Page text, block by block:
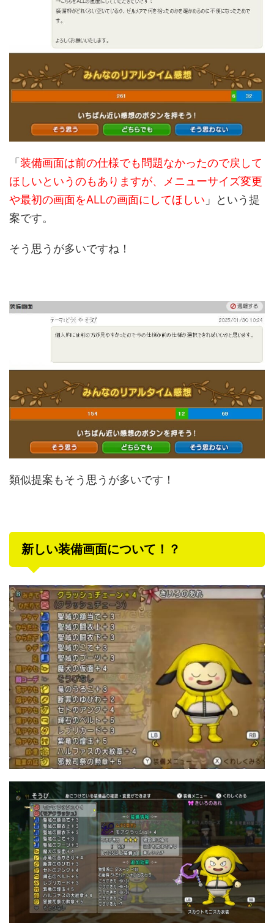
「 装備画面は前の仕様でも問題なかったので戻して
ほしいというのもありますが、メニューサイズ変更
や最初の画面をALLの画面にしてほしい 」という提
案です。
そう思うが多いですね！
類似提案もそう思うが多いです！
新しい装備画面について！？